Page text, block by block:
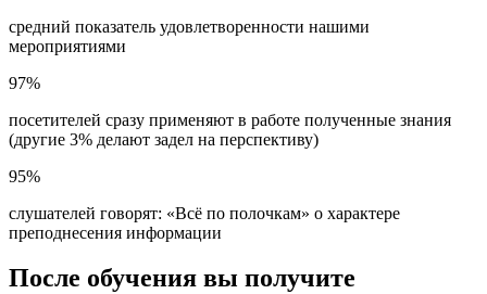
средний показатель удовлетворенности нашими
мероприятиями
97%
посетителей сразу применяют в работе полученные знания
(другие 3% делают задел на перспективу)
95%
слушателей говорят: «Всё по полочкам» о характере
преподнесения информации
После обучения вы получите